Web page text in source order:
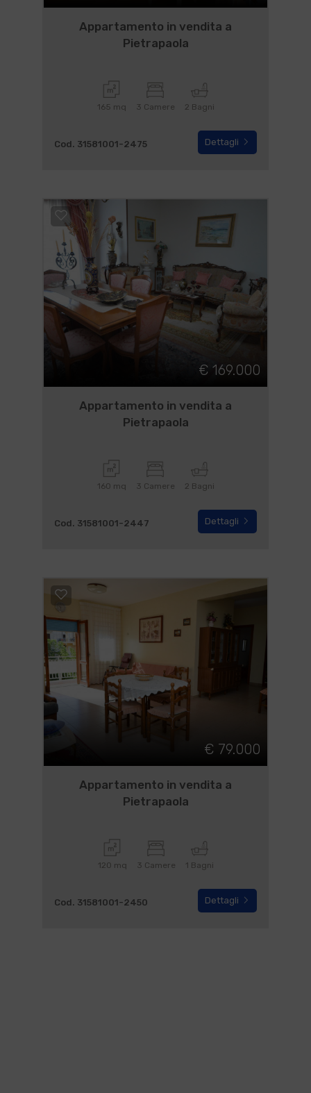
Appartamento in vendita a
Pietrapaola
165 mq 3 Camere 2 Bagni
Cod. 31581001-2475 Dettagli
€ 169.000
Appartamento in vendita a
Pietrapaola
160 mq 3 Camere 2 Bagni
Cod. 31581001-2447 Dettagli
€ 79.000
Appartamento in vendita a
Pietrapaola
120 mq 3 Camere 1 Bagni
Cod. 31581001-2450 Dettagli